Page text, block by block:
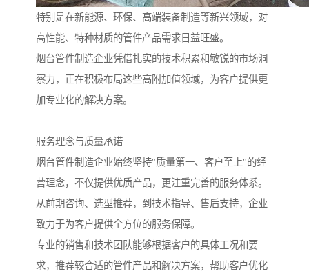
特别是在新能源、环保、高端装备制造等新兴领域，对
高性能、特种材质的管件产品需求日益旺盛。
烟台管件制造企业凭借扎实的技术积累和敏锐的市场洞
察力，正在积极布局这些高附加值领域，为客户提供更
加专业化的解决方案。
服务理念与质量承诺
烟台管件制造企业始终坚持"质量第一、客户至上"的经
营理念，不仅提供优质产品，更注重完善的服务体系。
从前期咨询、选型推荐，到技术指导、售后支持，企业
致力于为客户提供全方位的服务保障。
专业的销售和技术团队能够根据客户的具体工况和要
求，推荐较合适的管件产品和解决方案，帮助客户优化